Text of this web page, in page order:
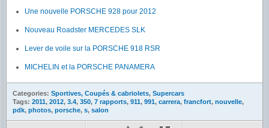
Une nouvelle PORSCHE 928 pour 2012
Nouveau Roadster MERCEDES SLK
Lever de voile sur la PORSCHE 918 RSR
MICHELIN et la PORSCHE PANAMERA
Categories: Sportives, Coupés & cabriolets, Supercars
Tags: 2011, 2012, 3.4, 350, 7 rapports, 911, 991, carrera, francfort, nouvelle,
pdk, photos, porsche, s, salon